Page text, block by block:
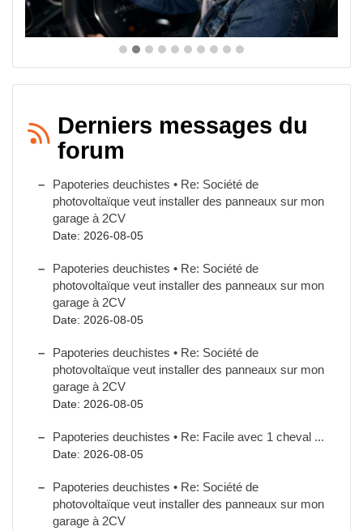
Derniers messages du
forum
Papoteries deuchistes • Re: Société de
photovoltaïque veut installer des panneaux sur mon
garage à 2CV
Date: 2026-08-05
Papoteries deuchistes • Re: Société de
photovoltaïque veut installer des panneaux sur mon
garage à 2CV
Date: 2026-08-05
Papoteries deuchistes • Re: Société de
photovoltaïque veut installer des panneaux sur mon
garage à 2CV
Date: 2026-08-05
Papoteries deuchistes • Re: Facile avec 1 cheval ...
Date: 2026-08-05
Papoteries deuchistes • Re: Société de
photovoltaïque veut installer des panneaux sur mon
garage à 2CV